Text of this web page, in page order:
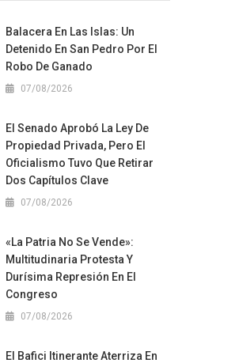
Balacera En Las Islas: Un
Detenido En San Pedro Por El
Robo De Ganado
07/08/2026
El Senado Aprobó La Ley De
Propiedad Privada, Pero El
Oficialismo Tuvo Que Retirar
Dos Capítulos Clave
07/08/2026
«La Patria No Se Vende»:
Multitudinaria Protesta Y
Durísima Represión En El
Congreso
07/08/2026
El Bafici Itinerante Aterriza En